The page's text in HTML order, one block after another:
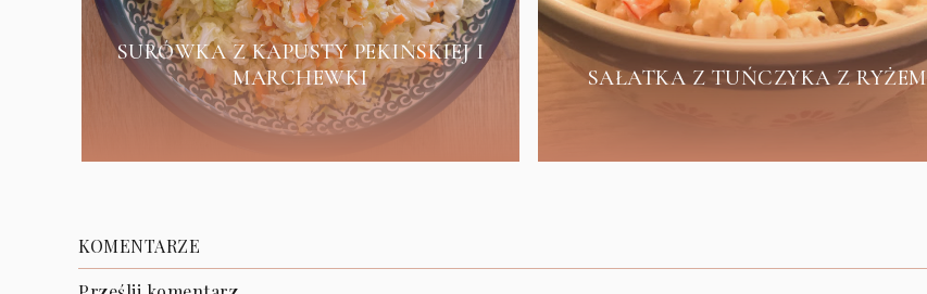
SURÓWKA Z KAPUSTY PEKIŃSKIEJ I
MARCHEWKI
SAŁATKA Z TUŃCZYKA Z RYŻEM
KOMENTARZE